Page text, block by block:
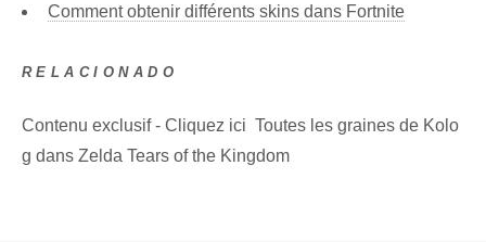
Comment obtenir différents skins dans Fortnite
RELACIONADO
Contenu exclusif - Cliquez ici Toutes les graines de Kolo
g dans Zelda Tears of the Kingdom